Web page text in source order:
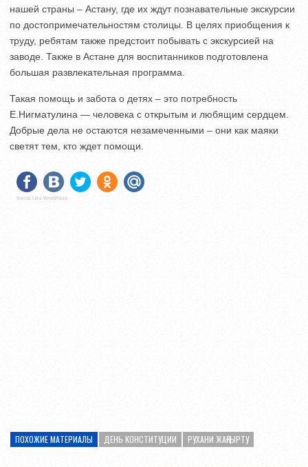
нашей страны – Астану, где их ждут познавательные экскурсии
по достопримечательностям столицы. В целях приобщения к
труду, ребятам также предстоит побывать с экскурсией на
заводе. Также в Астане для воспитанников подготовлена
большая развлекательная программа.
Такая помощь и забота о детях – это потребность
Е.Нигматулина — человека с открытым и любящим сердцем.
Добрые дела не остаются незамеченными – они как маяки
светят тем, кто ждет помощи.
Social Like WordPress
ПОХОЖИЕ МАТЕРИАЛЫ ДЕНЬ КОНСТИТУЦИИ РУХАНИ ЖАҢҒЫРТУ